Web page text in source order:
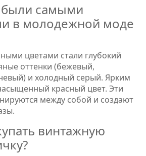
были самыми
в молодежной моде
цветами стали глубокий
оттенки (бежевый,
и холодный серый. Ярким
красный цвет. Эти
между собой и создают
винтажную